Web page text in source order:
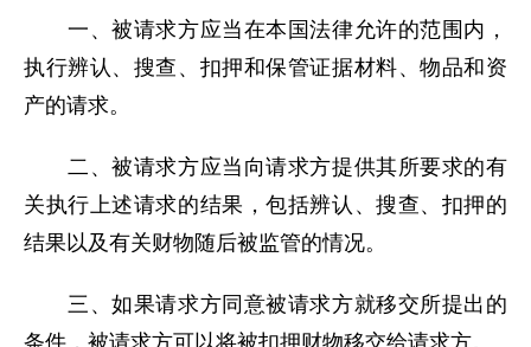
一、被请求方应当在本国法律允许的范围内，
执行辨认、搜查、扣押和保管证据材料、物品和资
产的请求。
二、被请求方应当向请求方提供其所要求的有
关执行上述请求的结果，包括辨认、搜查、扣押的
结果以及有关财物随后被监管的情况。
三、如果请求方同意被请求方就移交所提出的
条件，被请求方可以将被扣押财物移交给请求方。